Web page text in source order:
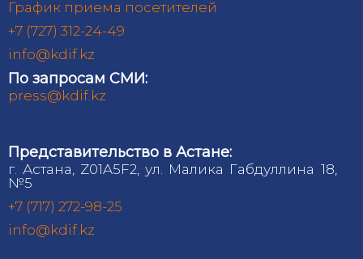
График приема посетителей
+7 (727) 312-24-49
info@kdif.kz
По запросам СМИ:
press@kdif.kz
Представительство в Астане:
г. Астана, Z01A5F2, ул. Малика Габдуллина 18,
№5
+7 (717) 272-98-25
info@kdif.kz